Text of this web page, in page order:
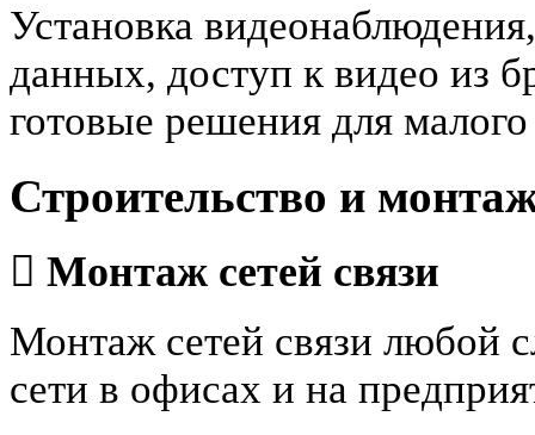
Установка
данных, доступ к видео из
готовые решения для
Строительство и
Монтаж сетей связи
Монтаж сетей связи любой
сети в офисах и на